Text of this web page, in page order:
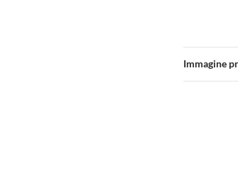
Immagine